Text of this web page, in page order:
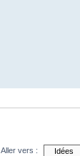
Aller vers :